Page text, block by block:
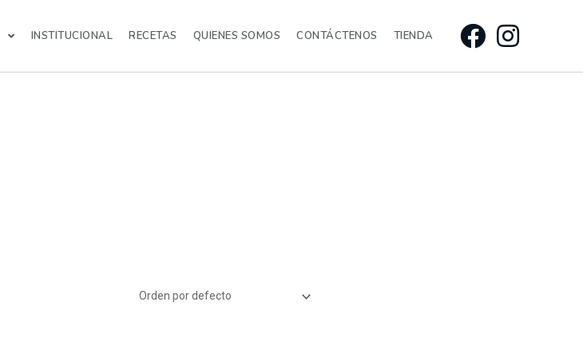
INSTITUCIONAL RECETAS QUIENES SOMOS CONTÁCTENOS TIENDA